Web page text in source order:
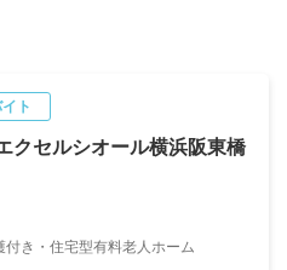
ト
セルシオール横浜阪東橋
き・住宅型有料老人ホーム